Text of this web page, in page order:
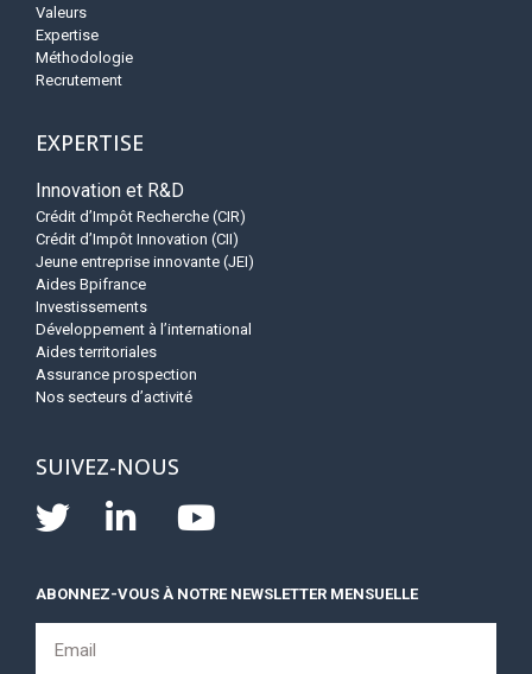
Valeurs
Expertise
Méthodologie
Recrutement
EXPERTISE
Innovation et R&D
Crédit d’Impôt Recherche (CIR)
Crédit d’Impôt Innovation (CII)
Jeune entreprise innovante (JEI)
Aides Bpifrance
Investissements
Développement à l’international
Aides territoriales
Assurance prospection
Nos secteurs d’activité
SUIVEZ-NOUS
ABONNEZ-VOUS À NOTRE NEWSLETTER MENSUELLE